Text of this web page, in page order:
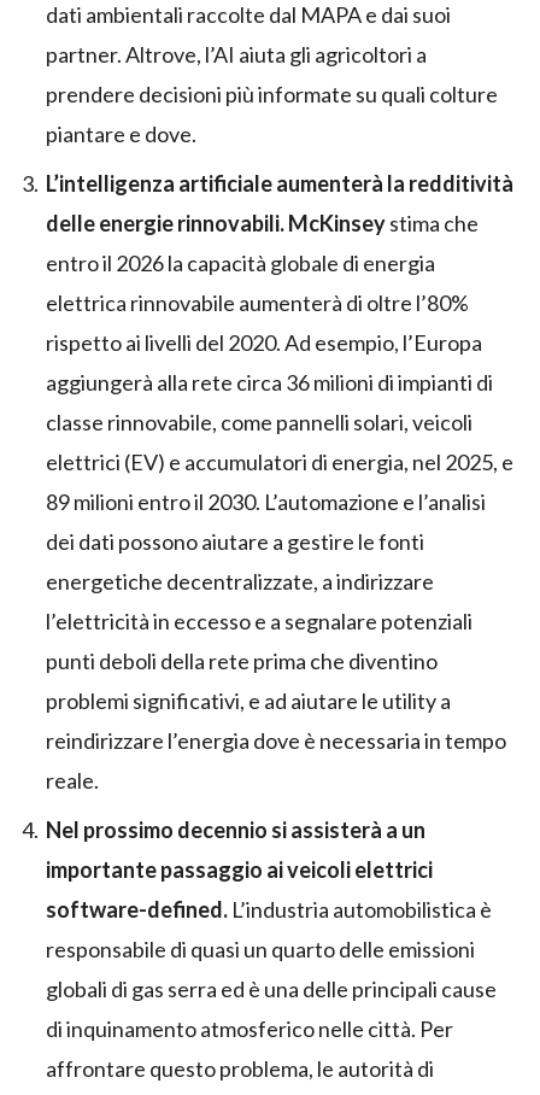
dati ambientali raccolte dal MAPA e dai suoi
partner. Altrove, l’AI aiuta gli agricoltori a
prendere decisioni più informate su quali colture
piantare e dove.
L’intelligenza artificiale aumenterà la redditività
delle energie rinnovabili. McKinseystima che
entro il 2026 la capacità globale di energia
elettrica rinnovabile aumenterà di oltre l’80%
rispetto ai livelli del 2020. Ad esempio, l’Europa
aggiungerà alla rete circa 36 milioni di impianti di
classe rinnovabile, come pannelli solari, veicoli
elettrici (EV) e accumulatori di energia, nel 2025, e
89 milioni entro il 2030. L’automazione e l’analisi
dei dati possono aiutare a gestire le fonti
energetiche decentralizzate, a indirizzare
l’elettricità in eccesso e a segnalare potenziali
punti deboli della rete prima che diventino
problemi significativi, e ad aiutare le utility a
reindirizzare l’energia dove è necessaria in tempo
reale.
Nel prossimo decennio si assisterà a un
importante passaggio ai veicoli elettrici
software-defined. L’industria automobilistica è
responsabile di quasi un quarto delle emissioni
globali di gas serra ed è una delle principali cause
di inquinamento atmosferico nelle città. Per
affrontare questo problema, le autorità di